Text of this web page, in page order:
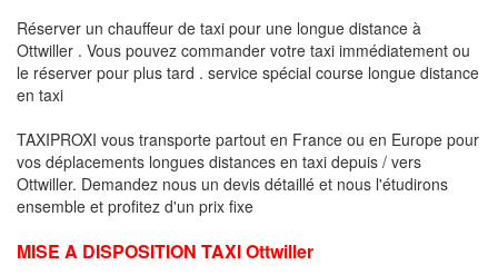
Réserver un chauffeur de taxi pour une longue distance à
Ottwiller . Vous pouvez commander votre taxi immédiatement ou
le réserver pour plus tard . service spécial course longue distance
en taxi
TAXIPROXI vous transporte partout en France ou en Europe pour
vos déplacements longues distances en taxi depuis / vers
Ottwiller. Demandez nous un devis détaillé et nous l'étudirons
ensemble et profitez d'un prix fixe
MISE A DISPOSITION TAXI Ottwiller